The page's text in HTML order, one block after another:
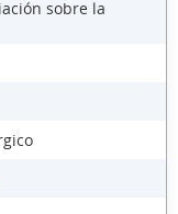
sobre la